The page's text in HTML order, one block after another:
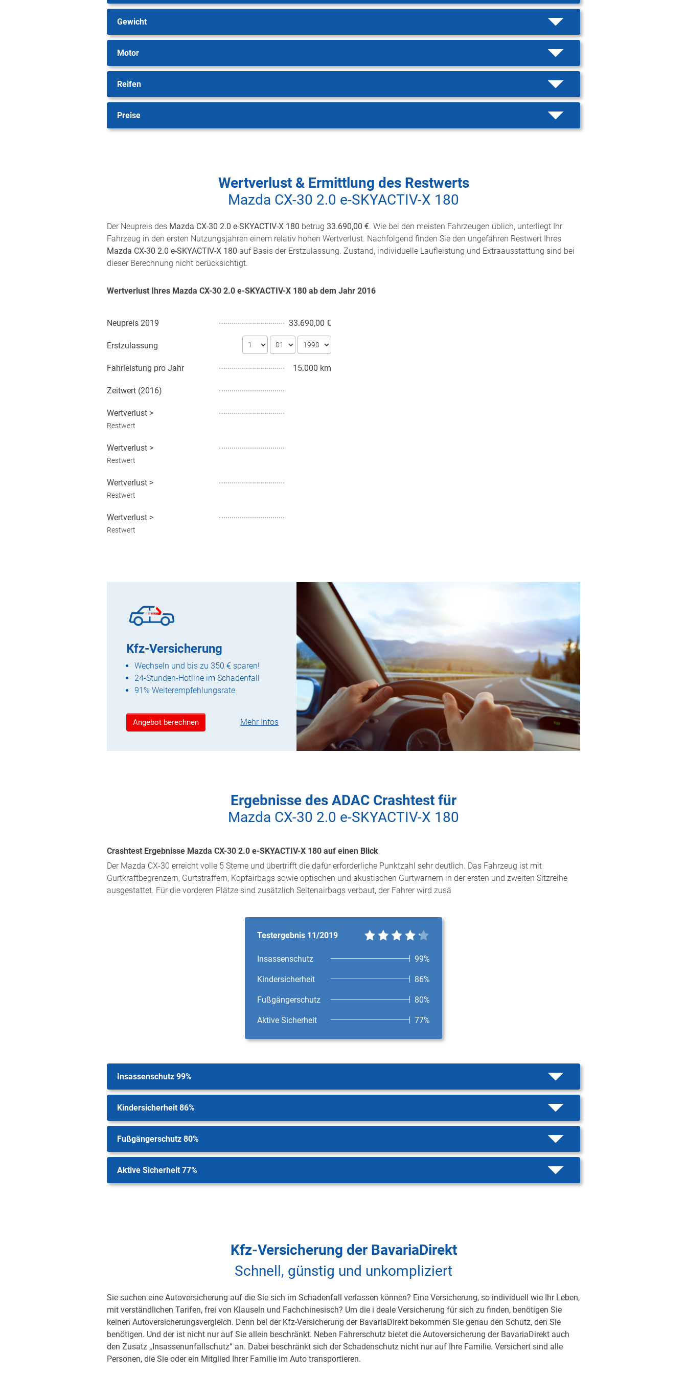
Gewicht
Motor
Reifen
Preise
Wertverlust & Ermittlung des Restwerts
Mazda CX-30 2.0 e-SKYACTIV-X 180
Der Neupreis des Mazda CX-30 2.0 e-SKYACTIV-X 180 betrug 33.690,00 €. Wie bei den meisten Fahrzeugen üblich, unterliegt Ihr
Fahrzeug in den ersten Nutzungsjahren einem relativ hohen Wertverlust. Nachfolgend finden Sie den ungefähren Restwert Ihres
Mazda CX-30 2.0 e-SKYACTIV-X 180 auf Basis der Erstzulassung. Zustand, individuelle Laufleistung und Extraausstattung sind bei
dieser Berechnung nicht berücksichtigt.
Wertverlust Ihres Mazda CX-30 2.0 e-SKYACTIV-X 180 ab dem Jahr 2016
Neupreis 2019 33.690,00 €
Erstzulassung
Fahrleistung pro Jahr 15.000 km
Zeitwert (2016)
Wertverlust >
Restwert
Wertverlust >
Restwert
Wertverlust >
Restwert
Wertverlust >
Restwert
Kfz-Versicherung
Wechseln und bis zu 350 € sparen!
24-Stunden-Hotline im Schadenfall
91% Weiterempfehlungsrate
Angebot berechnen Mehr Infos
Ergebnisse des ADAC Crashtest für
Mazda CX-30 2.0 e-SKYACTIV-X 180
Crashtest Ergebnisse Mazda CX-30 2.0 e-SKYACTIV-X 180 auf einen Blick
Der Mazda CX-30 erreicht volle 5 Sterne und übertrifft die dafür erforderliche Punktzahl sehr deutlich. Das Fahrzeug ist mit
Gurtkraftbegrenzern, Gurtstraffern, Kopfairbags sowie optischen und akustischen Gurtwarnern in der ersten und zweiten Sitzreihe
ausgestattet. Für die vorderen Plätze sind zusätzlich Seitenairbags verbaut, der Fahrer wird zusä
Testergebnis 11/2019
Insassenschutz 99%
Kindersicherheit 86%
Fußgängerschutz 80%
Aktive Sicherheit 77%
Insassenschutz 99%
Kindersicherheit 86%
Fußgängerschutz 80%
Aktive Sicherheit 77%
Kfz-Versicherung der BavariaDirekt
Schnell, günstig und unkompliziert
Sie suchen eine Autoversicherung auf die Sie sich im Schadenfall verlassen können? Eine Versicherung, so individuell wie Ihr Leben,
mit verständlichen Tarifen, frei von Klauseln und Fachchinesisch? Um die i deale Versicherung für sich zu finden, benötigen Sie
keinen Autoversicherungsvergleich. Denn bei der Kfz-Versicherung der BavariaDirekt bekommen Sie genau den Schutz, den Sie
benötigen. Und der ist nicht nur auf Sie allein beschränkt. Neben Fahrerschutz bietet die Autoversicherung der BavariaDirekt auch
den Zusatz „Insassenunfallschutz“ an. Dabei beschränkt sich der Schadenschutz nicht nur auf Ihre Familie. Versichert sind alle
Personen, die Sie oder ein Mitglied Ihrer Familie im Auto transportieren.